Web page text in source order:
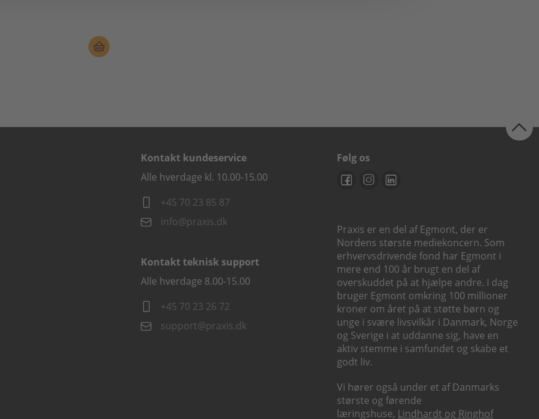
Kontakt kundeservice
Alle hverdage kl. 10.00-15.00
+45 70 23 85 87
info@praxis.dk
Kontakt teknisk support
Alle hverdage 8.00-15.00
+45 70 23 26 72
support@praxis.dk
Følg os
Praxis er en del af Egmont, der er
Nordens største mediekoncern. Som
erhvervsdrivende fond har Egmont i
mere end 100 år brugt en del af
overskuddet på at hjælpe andre. I dag
bruger Egmont omkring 100 millioner
kroner om året på at støtte børn og
unge i svære livsvilkår i Danmark, Norge
og Sverige i at uddanne sig, have en
aktiv stemme i samfundet og skabe et
godt liv.
Vi hører også under et af Danmarks
største og førende
læringshuse, Lindhardt og Ringhof